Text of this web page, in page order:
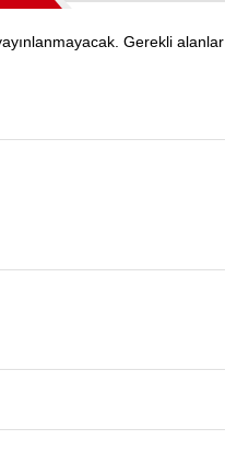
Gerekli alanlar